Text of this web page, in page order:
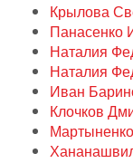
Крылова
Панасенко
Наталия
Наталия
Иван
Клочков